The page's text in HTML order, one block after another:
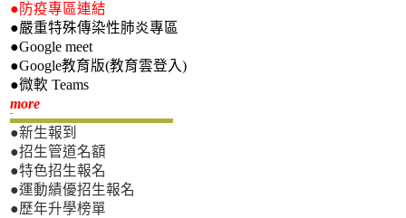
●防疫專區連結
●嚴重特殊傳染性肺炎專區
●Google meet
●Google教育版(教育雲登入)
●微軟 Teams
more新生專區
●新生報到
●招生管道名額
●特色招生報名
●運動績優招生報名
●歷年升學榜單